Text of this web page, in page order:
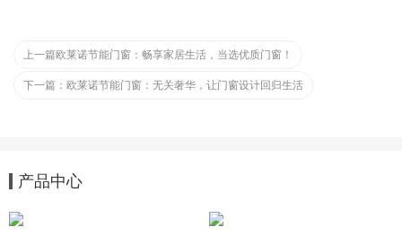
上一篇欧莱诺节能门窗：畅享家居生活，当选优质门窗！
下一篇： 欧莱诺节能门窗：无关奢华，让门窗设计回归生活
产品中心